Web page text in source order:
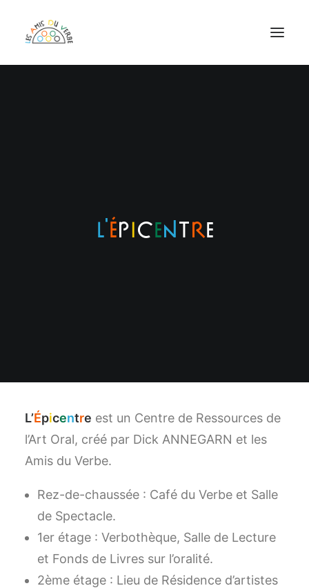
ASSOCIATION
L'Épicentre
L’Épicentre est un Centre de Ressources de
l’Art Oral, créé par Dick ANNEGARN et les
Amis du Verbe.
Rez-de-chaussée : Café du Verbe et Salle
de Spectacle.
1er étage : Verbothèque, Salle de Lecture
et Fonds de Livres sur l’oralité.
2ème étage : Lieu de Résidence d’artistes